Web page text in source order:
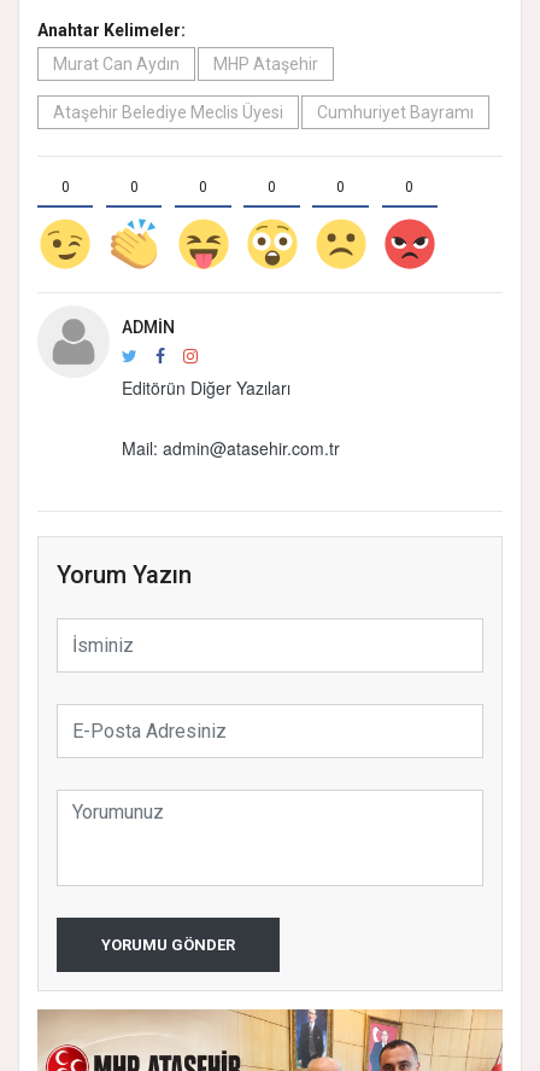
Anahtar Kelimeler:
Murat Can Aydın
MHP Ataşehir
Ataşehir Belediye Meclis Üyesi Cumhuriyet Bayramı
0 0 0 0 0 0
ADMIN
Editörün Diğer Yazıları
Mail: admin@atasehir.com.tr
Yorum Yazın
YORUMU GÖNDER